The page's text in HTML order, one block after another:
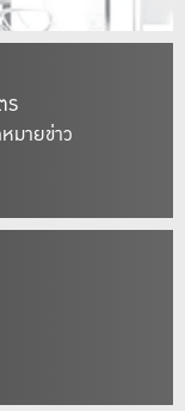
ร
มายข่าว